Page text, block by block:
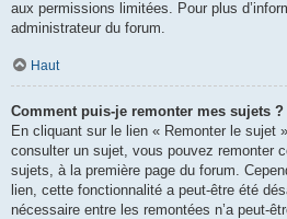
aux permissions limitées. Pour plus
administrateur du forum.
Haut
Comment puis-je remonter mes sujets ?
En cliquant sur le lien « Remonter le sujet
consulter un sujet, vous pouvez remonter
sujets, à la première page du forum.
lien, cette fonctionnalité a peut-être été
nécessaire entre les remontées n’a peut-